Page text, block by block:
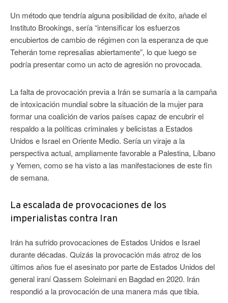
Un método que tendría alguna posibilidad de éxito, añade el
Instituto Brookings, sería “intensificar los esfuerzos
encubiertos de cambio de régimen con la esperanza de que
Teherán tome represalias abiertamente”, lo que luego se
podría presentar como un acto de agresión no provocada.
La falta de provocación previa a Irán se sumaría a la campaña
de intoxicación mundial sobre la situación de la mujer para
formar una coalición de varios países capaz de encubrir el
respaldo a la políticas criminales y belicistas a Estados
Unidos e Israel en Oriente Medio. Sería un viraje a la
perspectiva actual, ampliamente favorable a Palestina, Líbano
y Yemen, como se ha visto a las manifestaciones de este fin
de semana.
La escalada de provocaciones de los
imperialistas contra Iran
Irán ha sufrido provocaciones de Estados Unidos e Israel
durante décadas. Quizás la provocación más atroz de los
últimos años fue el asesinato por parte de Estados Unidos del
general iraní Qassem Soleimani en Bagdad en 2020. Irán
respondió a la provocación de una manera más que tibia.